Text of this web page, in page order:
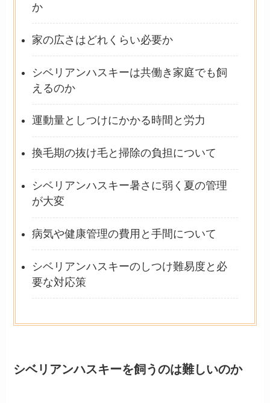
か
家の広さはどれくらい必要か
シベリアンハスキーは共働き家庭でも飼
えるのか
運動量としつけにかかる時間と労力
換毛期の抜け毛と掃除の負担について
シベリアンハスキー暑さに弱く夏の管理
が大変
病気や健康管理の費用と手間について
シベリアンハスキーのしつけ難易度と必
要な対応策
シベリアンハスキーを飼うのは難しいのか